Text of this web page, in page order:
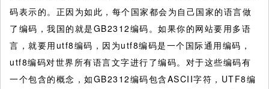
码表示的。正因为如此，每个国家都会为自己国家的语言做
了编码，我国的就是GB2312编码。如果你的网站要用多语
言，就要用utf8编码，因为utf8编码是一个国际通用编码，
utf8编码对世界所有语言文字进行了编码。对于这些编码有
一个包含的概念，如GB2312编码包含ASCII字符，UTF8编